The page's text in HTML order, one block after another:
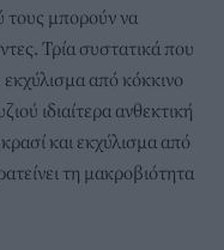
τους μπορούν να
Τρία συστατικά που
από κόκκινο
ιδιαίτερα ανθεκτική
και εκχύλισμα από
τη μακροβιότητα